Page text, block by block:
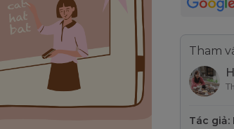
Tham
Tác giả: